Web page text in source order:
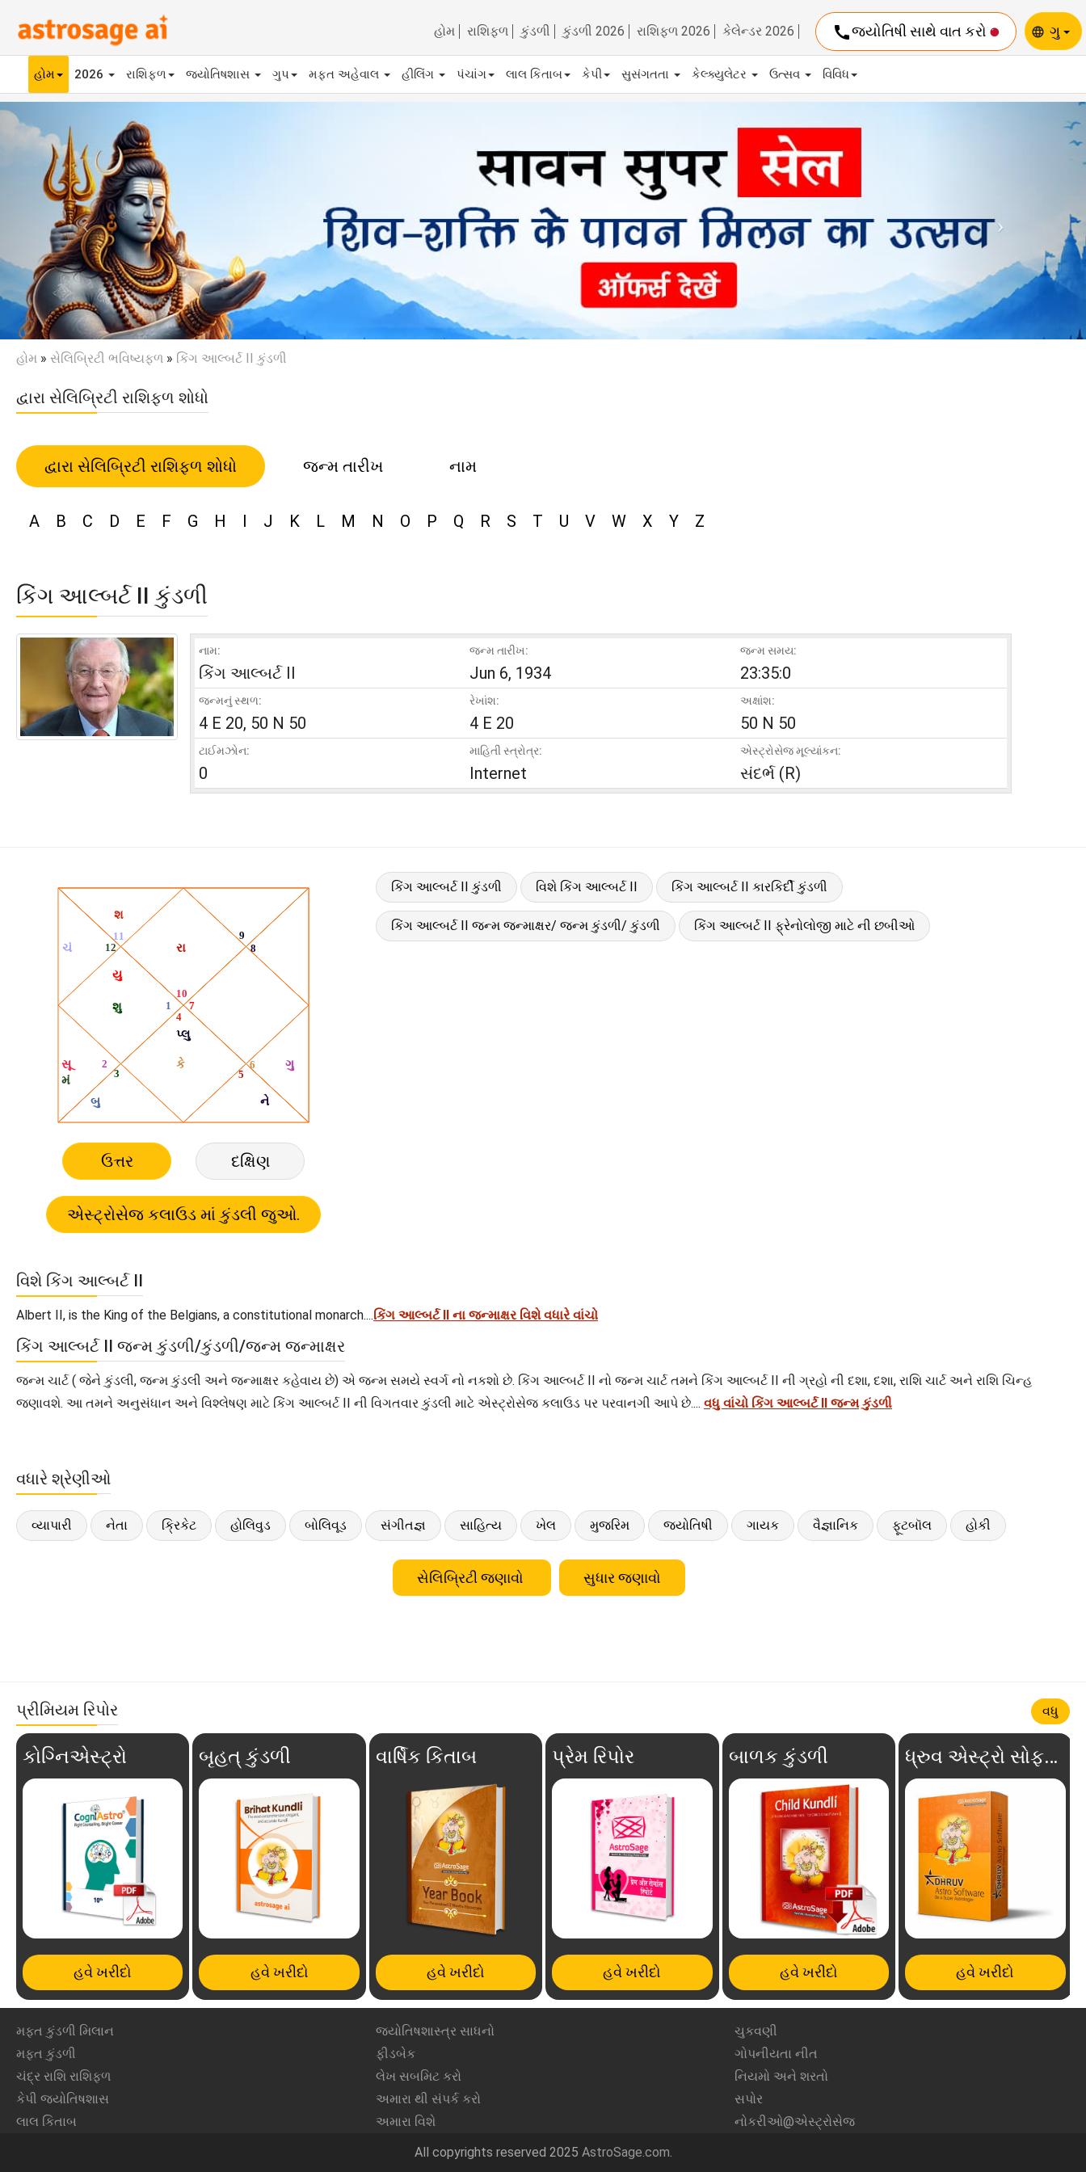
હોમ રાશિફળ કુંડળી કુંડળી 2026 રાશિફળ 2026 કેલેન્ડર 2026 callજ્યોતિષી સાથે વાત કરો language ગુ
હોમ 2026 રાશિફળ જ્યોતિષશાસ ગુપ મફ્ત અહેવાલ હીલિંગ પંચાંગ લાલ કિતાબ કેપી સુસંગતતા કેલ્ક્યુલેટર ઉત્સવ વિવિધ
Previous
હોમ » સેલિબ્રિટી ભવિષ્યફળ » કિંગ આલ્બર્ટ II કુંડળી
દ્વારા સેલિબ્રિટી રાશિફળ શોધો
દ્વારા સેલિબ્રિટી રાશિફળ શોધો જન્મ તારીખ નામ
A B C D E F G H I J K L M N O P Q R S T U V W X Y Z
કિંગ આલ્બર્ટ II કુંડળી
નામ:
કિંગ આલ્બર્ટ II
જન્મ તારીખ:
Jun 6, 1934
જન્મ સમય:
23:35:0
જન્મનું સ્થળ:
4 E 20, 50 N 50
રેખાંશ:
4 E 20
અક્ષાંશ:
50 N 50
ટાઈમઝોન:
0
માહિતી સ્ત્રોત્ર:
Internet
એસ્ટ્રોસેજ મૂલ્યાંકન:
સંદર્ભ (R)
ઉત્તર દક્ષિણ
કિંગ આલ્બર્ટ II કુંડળી વિશે કિંગ આલ્બર્ટ II કિંગ આલ્બર્ટ II કારકિર્દી કુંડળી
કિંગ આલ્બર્ટ II જન્મ જન્માક્ષર/ જન્મ કુંડળી/ કુંડળી કિંગ આલ્બર્ટ II ફ્રેનોલોજી માટે ની છબીઓ
વિશે કિંગ આલ્બર્ટ II
Albert II, is the King of the Belgians, a constitutional monarch....કિંગ આલ્બર્ટ II ના જન્માક્ષર વિશે વધારે વાંચો
કિંગ આલ્બર્ટ II જન્મ કુંડળી/કુંડળી/જન્મ જન્માક્ષર
જન્મ ચાર્ટ ( જેને કુંડલી, જન્મ કુંડલી અને જન્માક્ષર કહેવાય છે) એ જન્મ સમયે સ્વર્ગ નો નકશો છે. કિંગ આલ્બર્ટ II નો જન્મ ચાર્ટ તમને કિંગ આલ્બર્ટ II ની ગ્રહો ની દશા, દશા, રાશિ ચાર્ટ અને રાશિ ચિન્હ
જણાવશે. આ તમને અનુસંધાન અને વિશ્લેષણ માટે કિંગ આલ્બર્ટ II ની વિગતવાર કુંડલી માટે એસ્ટ્રોસેજ કલાઉડ પર પરવાનગી આપે છે.... વધુ વાંચો કિંગ આલ્બર્ટ II જન્મ કુંડળી
વધારે શ્રેણીઓ
વ્યાપારી નેતા ક્રિકેટ હોલિવુડ બોલિવૂડ સંગીતજ્ઞ સાહિત્ય ખેલ મુજરિમ જ્યોતિષી ગાયક વૈજ્ઞાનિક ફૂટબૉલ હોકી
સેલિબ્રિટી જણાવો સુધાર જણાવો
પ્રીમિયમ રિપોર વધુ
કોગ્નિએસ્ટ્રો
હવે ખરીદો
બૃહત્ કુંડળી
હવે ખરીદો
વાર્ષિક કિતાબ
હવે ખરીદો
પ્રેમ રિપોર
હવે ખરીદો
બાળક કુંડળી
હવે ખરીદો
ધ્રુવ એસ્ટ્રો સોફ્ટવેર
હવે ખરીદો
મફ્ત કુંડળી મિલાન
મફ્ત કુંડળી
ચંદ્ર રાશિ રાશિફળ
કેપી જ્યોતિષશાસ
લાલ કિતાબ
જ્યોતિષશાસ્ત્ર સાધનો
ફીડબેક
લેખ સબમિટ કરો
અમારા થી સંપર્ક કરો
અમારા વિશે
ચુકવણી
ગોપનીયતા નીત
નિયમો અને શરતો
સપોર
નોકરીઓ@એસ્ટ્રોસેજ
All copyrights reserved 2025 AstroSage.com.